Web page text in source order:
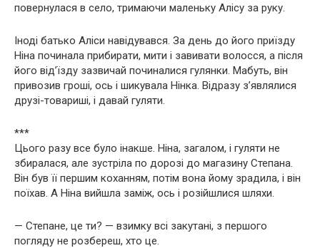
повернулася в село, тримаючи маленьку Алісу за руку.
Іноді батько Аліси навідувався. За день до його приїзду
Ніна починала прибирати, мити і завивати волосся, а після
його від’їзду зазвичай починалися гулянки. Мабуть, він
привозив гроші, ось і шикувала Нінка. Відразу з’являлися
друзі-товариші, і давай гуляти.
***
Цього разу все було інакше. Ніна, загалом, і гуляти не
збиралася, але зустріла по дорозі до магазину Степана.
Він був її першим коханням, потім вона йому зрадила, і він
поїхав. А Ніна вийшла заміж, ось і розійшлися шляхи.
— Степане, це ти? — взимку всі закутані, з першого
погляду не розбереш, хто це.